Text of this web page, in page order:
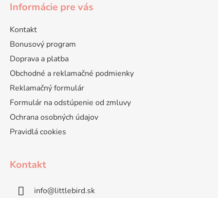
Informácie pre vás
Kontakt
Bonusový program
Doprava a platba
Obchodné a reklamačné podmienky
Reklamačný formulár
Formulár na odstúpenie od zmluvy
Ochrana osobných údajov
Pravidlá cookies
Kontakt
info@littlebird.sk